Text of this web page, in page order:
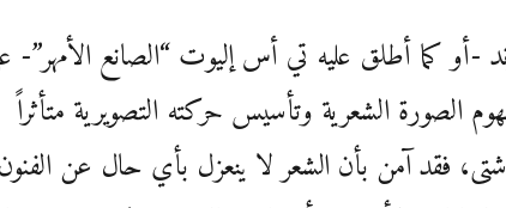
-أو كما أطلق عليه تي أس إليوت “الصانع الأمهر”-
الصورة الشعرية وتأسيس حركته التصويرية متأثراً
فقد آمن بأن الشعر لا ينعزل بأي حال عن الفنون